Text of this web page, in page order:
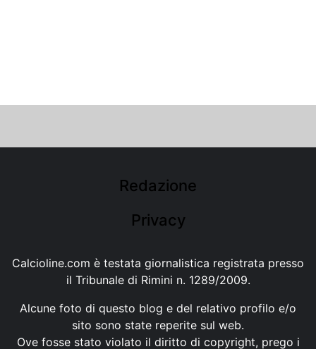
Redazione
Privacy
Calcioline.com è testata giornalistica registrata presso
il Tribunale di Rimini n. 1289/2009.
Alcune foto di questo blog e del relativo profilo e/o
sito sono state reperite sul web.
Ove fosse stato violato il diritto di copyright, prego i